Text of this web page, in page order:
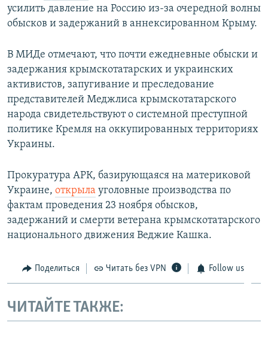
усилить давление на Россию из-за очередной волны
обысков и задержаний в аннексированном Крыму.
В МИДе отмечают, что почти ежедневные обыски и
задержания крымскотатарских и украинских
активистов, запугивание и преследование
представителей Меджлиса крымскотатарского
народа свидетельствуют о системной преступной
политике Кремля на оккупированных территориях
Украины.
Прокуратура АРК, базирующаяся на материковой
Украине, открыла уголовные производства по
фактам проведения 23 ноября обысков,
задержаний и смерти ветерана крымскотатарского
национального движения Веджие Кашка.
Поделиться Читать без VPN Follow us
ЧИТАЙТЕ ТАКЖЕ: